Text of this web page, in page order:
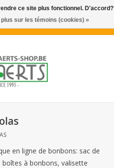
0 Articles - €0,00
en ligne de bonbons: sac de
à bonbons, valisette
ce site plus fonctionnel. D'accord?
plus sur les témoins (cookies) »